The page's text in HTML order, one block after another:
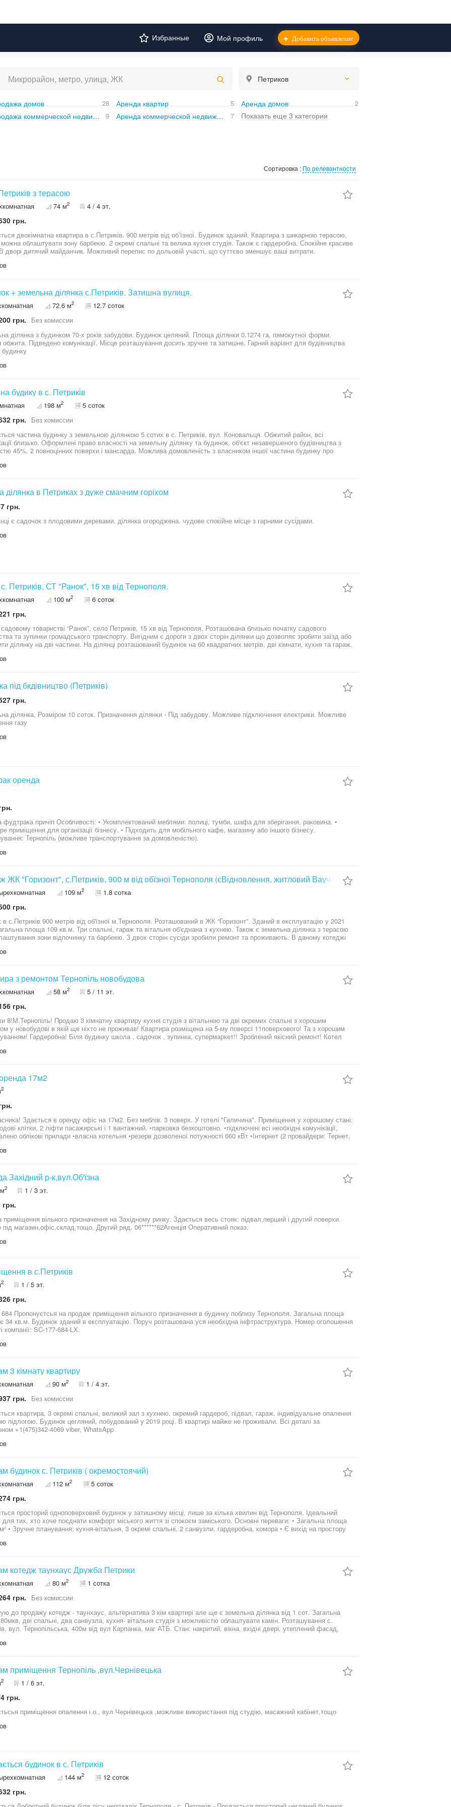
Избранные Мой профиль Добавить объявление
Петриков
домов 28
Продажа коммерческой недвижимости 9
Аренда квартир 5
Аренда коммерческой недвижимости 7
Аренда домов 2
Показать еще 3 категории
Сортировка : По релевантности
з терасою
74 м2 4 / 4 эт.
грн.
двокімнатна квартира в с.Петриків. 900 метрів від обʼїзної. Будинок зданий. Квартира з шикарною терасою,
можна облаштувати зону барбекю. 2 окремі спальні та велика кухня студія. Також є гардеробна. Спокійне красиве
дворі дитячий майданчик. Можливий перепис по дольовій участі, що суттєво зменшує ваші витрати.
+ земельна ділянка с.Петриків. Затишна вулиця.
72.6 м2 12.7 соток
грн.
Без комиссии
ділянка з будинком 70-х років забудови. Будинок целяний. Площа ділянки 0.1274 га, пямокутної форми.
комунікації. Місце розташування досить зручне та затишне. Гарний варіант для будівництва
будику в с. Петриків
198 м2 5 соток
грн.
Без комиссии
частина будинку з земельною ділянкою 5 сотих в с. Петриків, вул. Коновальця. Обжитий район, всі
близько. Оформлені право власності на земельну ділянку та будинок, об'єкт незавершеного будівництва з
домовленість з власником іншої частини будинку про
ділянка в Петриках з дуже смачним горіхом
грн.
є садочок з плодовими деревами. ділянка огороджена. чудове спокійне місце з гарними сусідами.
Петриків, СТ "Ранок", 15 хв від Тернополя.
100 м2 6 соток
грн.
товаристві “Ранок”, село Петриків, 15 хв від Тернополя. Розташована близько початку садового
та зупинки громадського транспорту. Вигідним є дороги з двох сторін ділянки що дозволяє зробити заїзд або
ділянку на дві частини. На ділянці розташований будинок на 60 квадратних метрів, дві кімнати, кухня та гараж.
скважина та септик. З документами порядок, готові для переоформлення. Оглянути можна в зручний для Вас
під бкдівництво (Петриків)
грн.
ділянка, Розміром 10 соток. Призначення ділянки - Під забудову. Можливе підключення електрики. Можливе
газу
оренда
• Укомплектований меблями: полиці, тумби, шафа для зберігання, раковина. •
для організації бізнесу. • Підходить для мобільного кафе, магазину або іншого бізнесу.
Тернопіль (можливе транспортування за домовленістю).
ЖК "Горизонт", с.Петриків, 900 м від обїзної Тернополя (єВідновлення, житловий Ваучер)
109 м2 1.8 сотка
грн.
с.Петриків 900 метрів від об'їзної м.Тернополя. Розташований в ЖК “Горизонт”. Зданий в експлуатацію у 2021
площа 109 кв.м. Три спальні, гараж та вітальня об'єднана з кухнею. Також є земельна ділянка з терасою
зони відпочинку та барбекю. З двох сторін сусіди зробили ремонт та проживають. В даному котеджі
електричну розводку, утеплення горища, каркас сходової клітки. Вагомою перевагою є власність більше три
з ремонтом Тернопіль новобудова
58 м2 5 / 11 эт.
грн.
8!М.Тернопіль! Продаю 3 кімнатну квартиру кухня студія з вітальнею та дві окремих спальні з хорошим
в якій ще ніхто не проживав! Квартира розміщена на 5-му поверсі 11поверхового! Та з хорошим
, зупинка, супермаркет!! Зроблений якісний ремонт! Котел
підлоги у коридорі, ванній кімнаті, кухні та кімнатах! Холодильник! Стіралка! Якісна побілка, дорогий
бачите на Фото входить у ціну квартири! ПЕРЕПИС КВАРТИРИ ЗА МІЙ РАХУНОК!
17м2
2
Здається в оренду офіс на 17м2. Без меблів. 3 поверх. У готелі "Галичина". Приміщення у хорошому стані:
клітки, 2 ліфти пасажирські і 1 вантажний. •парковка безкоштовно. •підключені всі необхідні комунікації,
облікові прилади •власна котельня •резерв дозволеної потужності 660 кВт •Інтернет (2 провайдери: Тернет,
ресторани та кафе, парк Загребелля. Зроблено все для комфортної роботи резидентів. Під час
Оренда Західний р-к,вул.Об'їзна
2 1 / 3 эт.
грн.
вільного призначення на Західному ринку. Здається весь стояк: підвал,перший і другий поверхи.
під магазин,офіс,склад,тощо. Другий ряд. 06******62Агенція Оперативний показ.
в с.Петриків
2 1 / 5 эт.
грн.
Пропонуєтсья на продаж приміщення вільного призначення в будинку поблизу Тернополя. Загальна площа
34 кв.м. Будинок зданий в експлуатацію. Поруч розташована уся необхідна інфтраструктура. Номер оголошення
компанії: SC-177-684-LX.
Продам 3 кімнату квартиру
90 м2 1 / 4 эт.
грн.
Без комиссии
квартира, 3 окремі спальні, великий зал з кухнею, окремий гардероб, підвал, гараж, індивідуальне опалення
підлогою. Будинок цегляний, побудований у 2019 році. В квартирі майже не проживали. Всі деталі за
телефоном +1(475)342-4069 viber, WhatsApp
будинок с. Петриків ( окремостоячий)
112 м2 5 соток
грн.
просторий одноповерховий будинок у затишному місці, лише за кілька хвилин від Тернополя. Ідеальний
тих, хто хоче поєднати комфорт міського життя зі спокоєм заміського. Основні переваги: • Загальна площа
вихід на простору
газ, електроенергія 10–15 кВт, власна свердловина 80 м • Ділянка 5 соток правильної форми, із місцем для
котедж таунхаус Дружба Петрики
80 м2 1 сотка
грн.
Без комиссии
до продажу котедж - таунхаус, альтернатива 3 кім квартирі але ще є земельна ділянка від 1 сот. Загальна
дві спальні, два санвузла, кухня- вітальня студія з можливістю облаштувати камін. Розташування с.
вул. Тернопільська, 400м від вул Карпанка, маг АТБ. Стан: накритий, вікна, вхідні двері, утеплений фасад,
що на фото є приблизні! Розстрочка або обмін можливий!!! Деталі по телефону, неберу трубку пишіть
приміщення Тернопіль ,вул.Чернівецька
2 1 / 6 эт.
грн.
приміщення опалення і.о., вул Чернівецька ,можливе використання під студію, масажний кабінет,тощо
будинок в с. Петриків
144 м2 12 соток
грн.